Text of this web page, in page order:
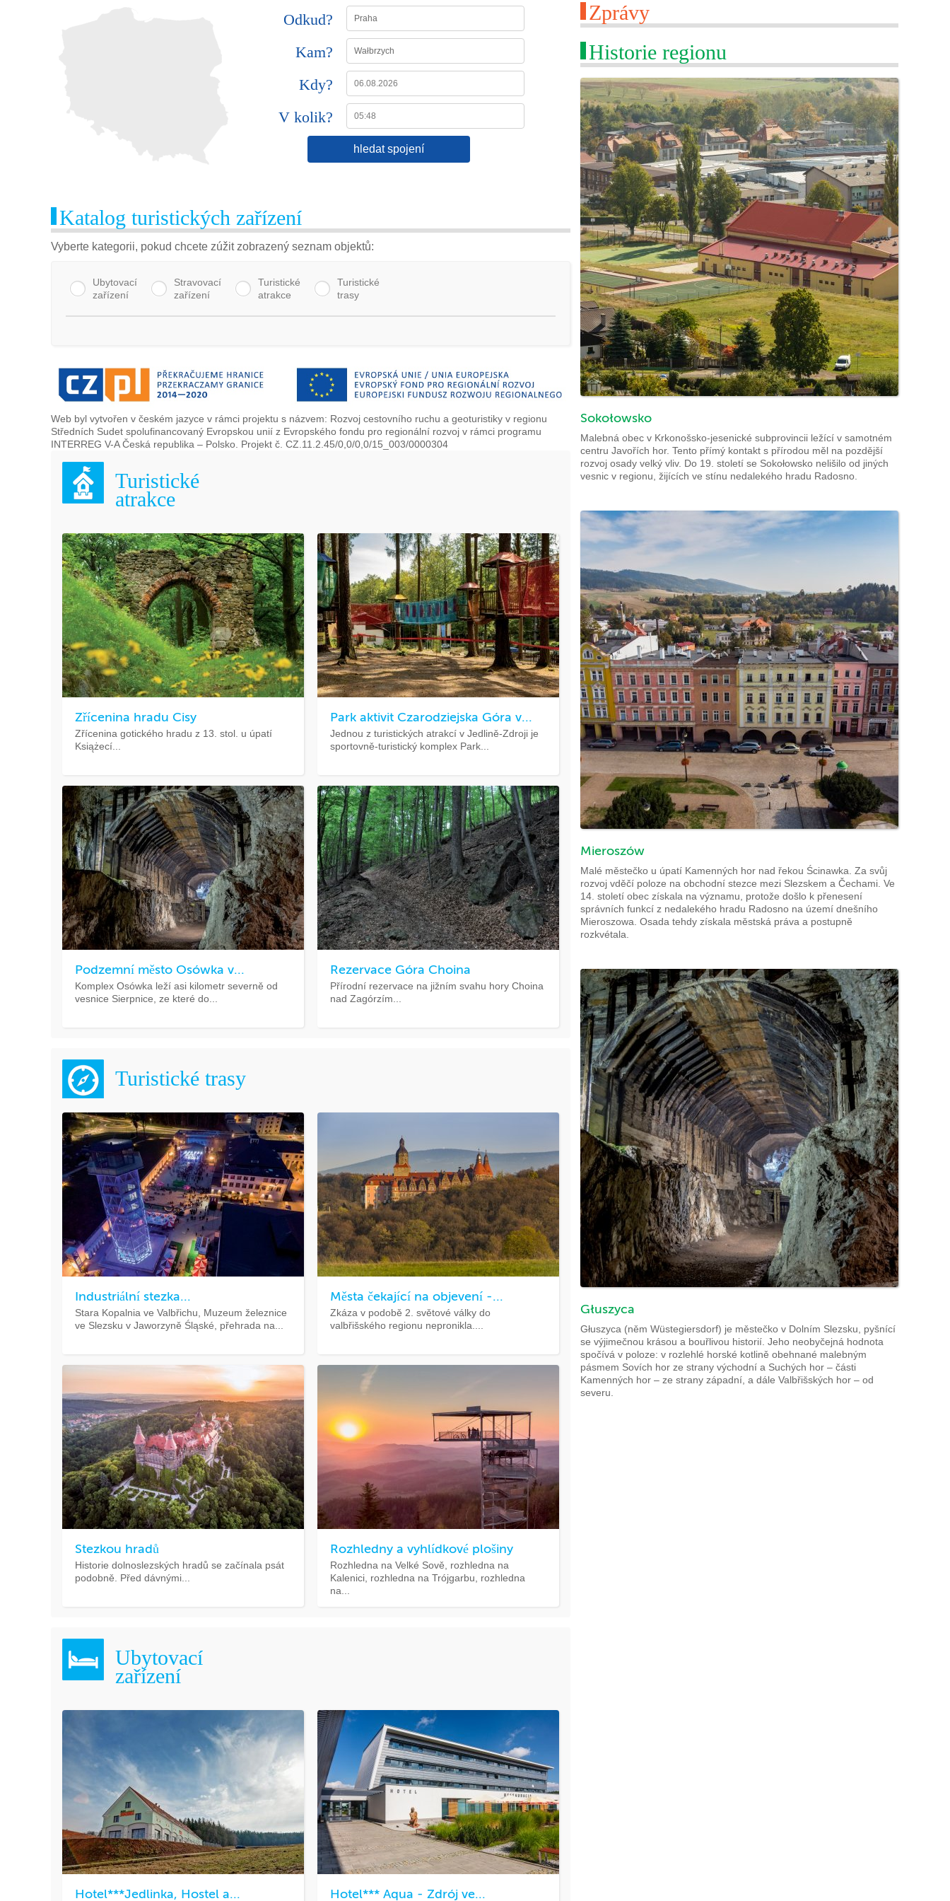
Odkud?
Kam?
Kdy?
V kolik?
Katalog turistických zařízení
Vyberte kategorii, pokud chcete zúžit zobrazený seznam objektů:
Ubytovací
zařízení
Stravovací
zařízení
Turistické
atrakce
Turistické
trasy
Web byl vytvořen v českém jazyce v rámci projektu s názvem: Rozvoj cestovního ruchu a geoturistiky v regionu
Středních Sudet spolufinancovaný Evropskou unií z Evropského fondu pro regionální rozvoj v rámci programu
INTERREG V-A Česká republika – Polsko. Projekt č. CZ.11.2.45/0,0/0,0/15_003/0000304
Turistické
atrakce
Zřícenina hradu Cisy
Zřícenina gotického hradu z 13. stol. u úpatí
Książecí...
Park aktivit Czarodziejska Góra v...
Jednou z turistických atrakcí v Jedlině-Zdroji je
sportovně-turistický komplex Park...
Podzemní město Osówka v...
Komplex Osówka leží asi kilometr severně od
vesnice Sierpnice, ze které do...
Rezervace Góra Choina
Přírodní rezervace na jižním svahu hory Choina
nad Zagórzím...
Turistické trasy
Industriální stezka...
Stara Kopalnia ve Valbřichu, Muzeum železnice
ve Slezsku v Jaworzyně Śląské, přehrada na...
Města čekající na objevení -...
Zkáza v podobě 2. světové války do
valbřišského regionu nepronikla....
Stezkou hradů
Historie dolnoslezských hradů se začínala psát
podobně. Před dávnými...
Rozhledny a vyhlídkové plošiny
Rozhledna na Velké Sově, rozhledna na
Kalenici, rozhledna na Trójgarbu, rozhledna
na...
Ubytovací
zařízení
Hotel***Jedlinka, Hostel a... Hotel*** Aqua - Zdrój ve...
Zprávy
Historie regionu
Sokołowsko
Malebná obec v Krkonošsko-jesenické subprovincii ležící v samotném
centru Javořích hor. Tento přímý kontakt s přírodou měl na pozdější
rozvoj osady velký vliv. Do 19. století se Sokołowsko nelišilo od jiných
vesnic v regionu, žijících ve stínu nedalekého hradu Radosno.
Mieroszów
Malé městečko u úpatí Kamenných hor nad řekou Ścinawka. Za svůj
rozvoj vděčí poloze na obchodní stezce mezi Slezskem a Čechami. Ve
14. století obec získala na významu, protože došlo k přenesení
správních funkcí z nedalekého hradu Radosno na území dnešního
Mieroszowa. Osada tehdy získala městská práva a postupně
rozkvétala.
Głuszyca
Głuszyca (něm Wüstegiersdorf) je městečko v Dolním Slezsku, pyšnící
se výjimečnou krásou a bouřlivou historií. Jeho neobyčejná hodnota
spočívá v poloze: v rozlehlé horské kotlině obehnané malebným
pásmem Sovích hor ze strany východní a Suchých hor – části
Kamenných hor – ze strany západní, a dále Valbřišských hor – od
severu.